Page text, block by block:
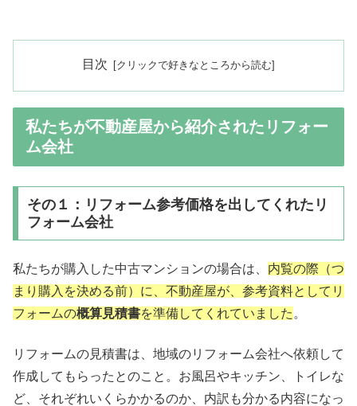
目次
私たちが不動産屋から紹介されたリフォー
ム会社
その１：リフォーム参考価格を出してくれたリ
フォーム会社
私たちが購入した中古マンションの場合は、 内覧の際（つ
まり購入を決める前）に、不動産屋が、参考資料としてリ
フォームの概算見積書を準備してくれていました 。
リフォームの見積書は、地域のリフォーム会社へ依頼して
作成してもらったとのこと。お風呂やキッチン、トイレな
ど、それぞれいくらかかるのか、内訳も分かる内容になっ